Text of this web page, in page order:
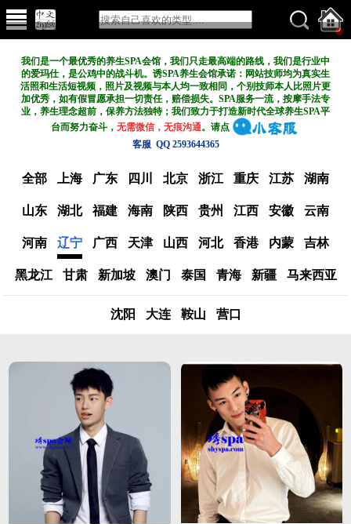
我们是一个最优秀的养生SPA会馆，我们只走最高端的路线，我们是行业中
的爱玛仕，是公鸡中的战斗机。诱SPA养生会馆承诺：网站技师均为真实生
活照和生活短视频，照片及视频与本人均一致相同，个别技师本人比照片更
加优秀，如有假冒愿承担一切责任，赔偿损失。SPA服务一流，按摩手法专
业，养生理念超前，保养方法独特；我们致力于打造新时代全球养生SPA平
台而努力奋斗，无需微信，无痕沟通。请点
客服 QQ 2593644365
全部 上海 广东 四川 北京 浙江 重庆 江苏 湖南
山东 湖北 福建 海南 陕西 贵州 江西 安徽 云南
河南 辽宁 广西 天津 山西 河北 香港 内蒙 吉林
黑龙江 甘肃 新加坡 澳门 泰国 青海 新疆 马来西亚
沈阳 大连 鞍山 营口